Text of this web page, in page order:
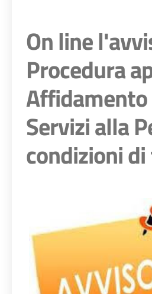
On line
Procedura
Affidamento
Servizi alla
condizioni